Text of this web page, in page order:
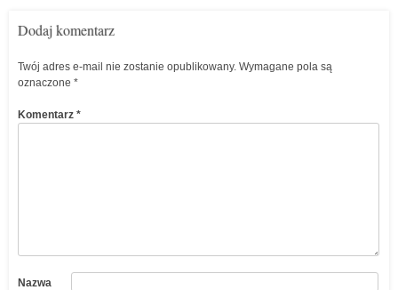
Dodaj komentarz
Twój adres e-mail nie zostanie opublikowany. Wymagane pola są
oznaczone *
Komentarz *
Nazwa